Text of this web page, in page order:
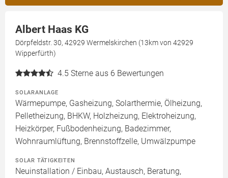
Albert Haas KG
Dörpfeldstr. 30, 42929 Wermelskirchen (13km von 42929
Wipperfürth)
4.5 Sterne aus 6 Bewertungen
SOLARANLAGE
Wärmepumpe, Gasheizung, Solarthermie, Ölheizung,
Pelletheizung, BHKW, Holzheizung, Elektroheizung,
Heizkörper, Fußbodenheizung, Badezimmer,
Wohnraumlüftung, Brennstoffzelle, Umwälzpumpe
SOLAR TÄTIGKEITEN
Neuinstallation / Einbau, Austausch, Beratung,